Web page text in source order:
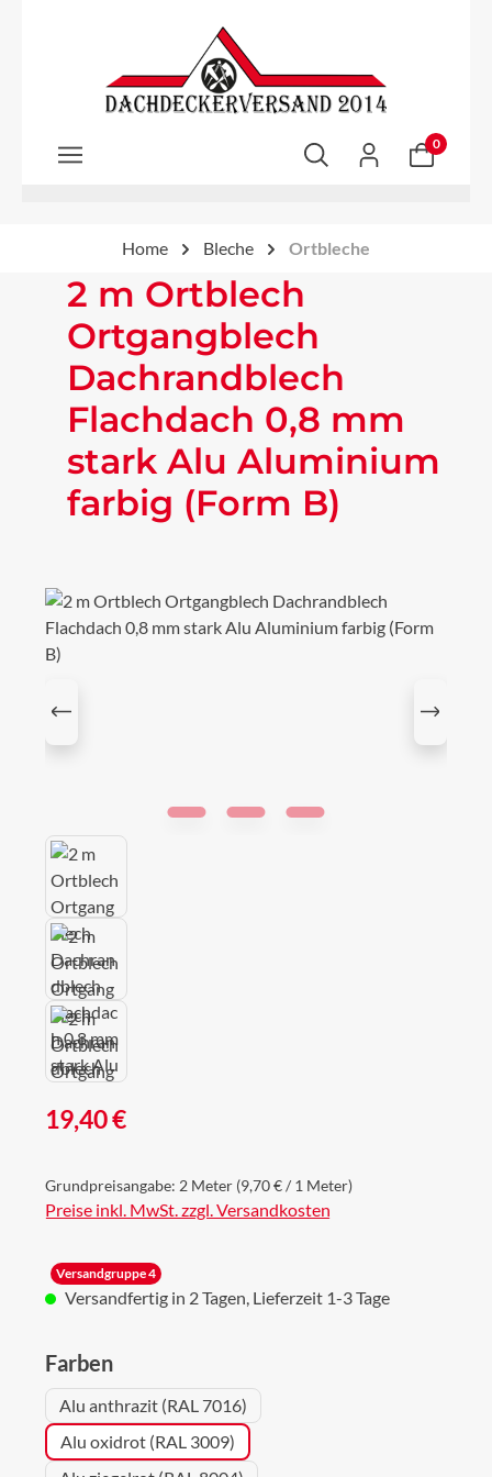
Zum Hauptinhalt springen
0
Home Bleche Ortbleche
2 m Ortblech
Ortgangblech
Dachrandblech
Flachdach 0,8 mm
stark Alu Aluminium
farbig (Form B)
Bildergalerie überspringen
Regulärer Preis:
19,40 €
Grundpreisangabe: 2 Meter (9,70 € / 1 Meter)
Preise inkl. MwSt. zzgl. Versandkosten
Versandgruppe 4
Versandfertig in 2 Tagen, Lieferzeit 1-3 Tage
Farbenauswählen
Alu anthrazit (RAL 7016)
Alu oxidrot (RAL 3009)